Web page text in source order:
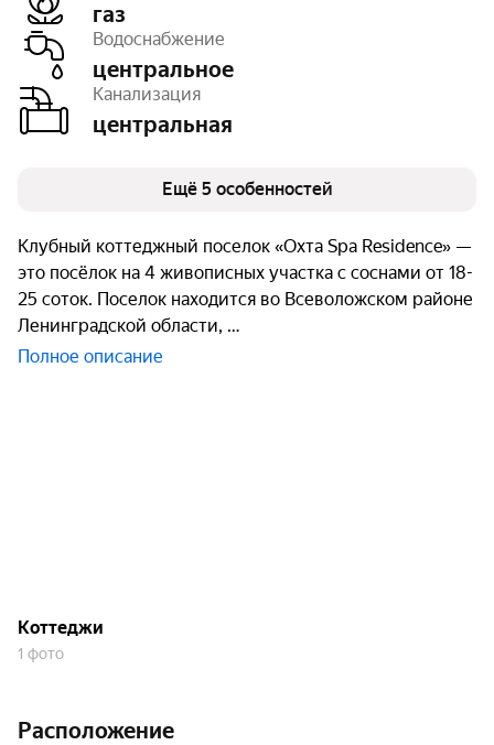
газ
Водоснабжение
центральное
Канализация
центральная
Дороги
Освещение
уличное
Тип земли
ИЖС
Число объектов 6
Очереди
1
Ещё 5 особенностей
Клубный коттеджный поселок «Охта Spa Residence» —
это посёлок на 4 живописных участка с соснами от 18-
25 соток. Поселок находится во Всеволожском районе
Ленинградской области,
Полное описание
Коттеджи
1 фото
Расположение